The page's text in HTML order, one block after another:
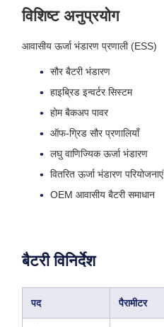
विशिष्ट अनुप्रयोग
आवासीय ऊर्जा भंडारण प्रणाली (ESS)
सौर बैटरी भंडारण
हाइब्रिड इन्वर्टर सिस्टम
होम बैकअप पावर
ऑफ-ग्रिड सौर प्रणालियाँ
लघु वाणिज्यिक ऊर्जा भंडारण
वितरित ऊर्जा भंडारण परियोजनाएं
OEM आवासीय बैटरी समाधान
बैटरी विनिर्देश
पद पैरामीटर